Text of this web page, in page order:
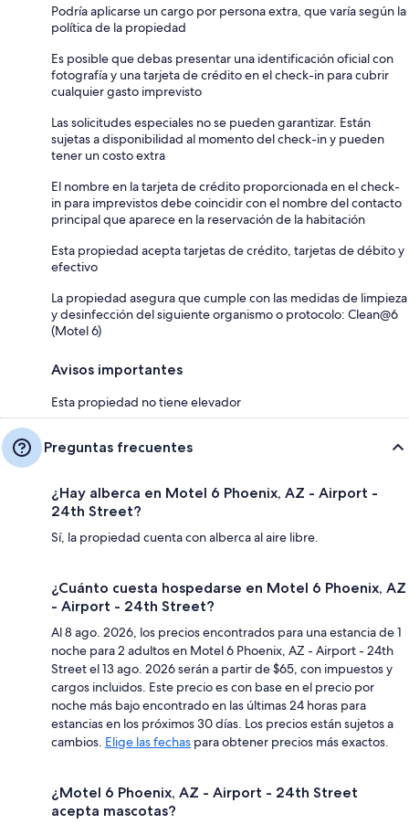
Podría aplicarse un cargo por persona extra, que varía según la
política de la propiedad
Es posible que debas presentar una identificación oficial con
fotografía y una tarjeta de crédito en el check-in para cubrir
cualquier gasto imprevisto
Las solicitudes especiales no se pueden garantizar. Están
sujetas a disponibilidad al momento del check-in y pueden
tener un costo extra
El nombre en la tarjeta de crédito proporcionada en el check-
in para imprevistos debe coincidir con el nombre del contacto
principal que aparece en la reservación de la habitación
Esta propiedad acepta tarjetas de crédito, tarjetas de débito y
efectivo
La propiedad asegura que cumple con las medidas de limpieza
y desinfección del siguiente organismo o protocolo: Clean@6
(Motel 6)
Avisos importantes
Esta propiedad no tiene elevador
Preguntas frecuentes
¿Hay alberca en Motel 6 Phoenix, AZ - Airport -
24th Street?
Sí, la propiedad cuenta con alberca al aire libre.
¿Cuánto cuesta hospedarse en Motel 6 Phoenix, AZ
- Airport - 24th Street?
Al 8 ago. 2026, los precios encontrados para una estancia de 1
noche para 2 adultos en Motel 6 Phoenix, AZ - Airport - 24th
Street el 13 ago. 2026 serán a partir de $65, con impuestos y
cargos incluidos. Este precio es con base en el precio por
noche más bajo encontrado en las últimas 24 horas para
estancias en los próximos 30 días. Los precios están sujetos a
cambios. Elige las fechas para obtener precios más exactos.
¿Motel 6 Phoenix, AZ - Airport - 24th Street
acepta mascotas?